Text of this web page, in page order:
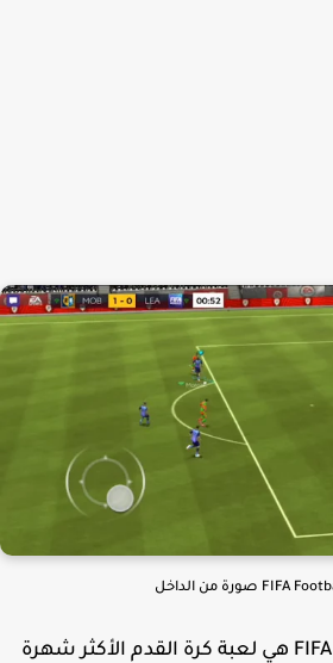
يمكن القول إن FIFA Soccer هي لعبة كرة القدم الأكثر شهرة